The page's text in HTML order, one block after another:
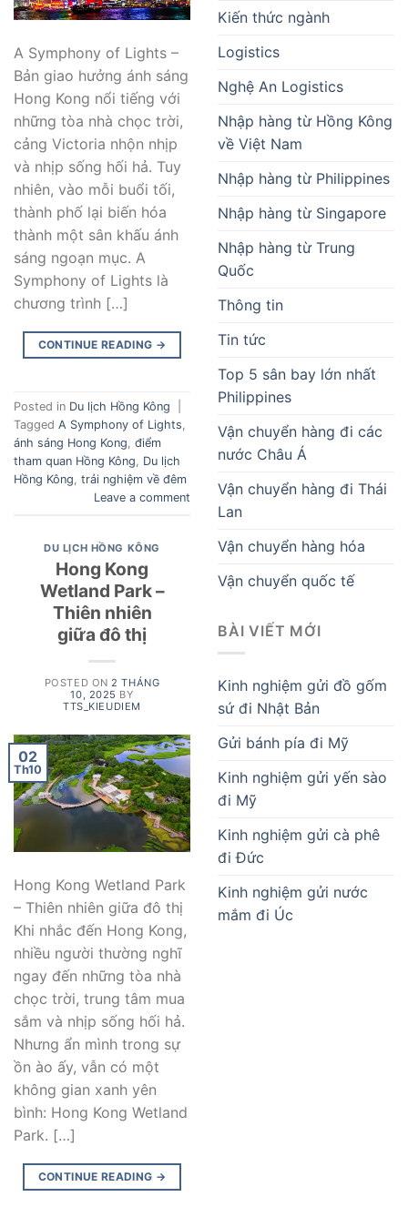
A Symphony of Lights –
Bản giao hưởng ánh sáng
Hong Kong nổi tiếng với
những tòa nhà chọc trời,
cảng Victoria nhộn nhịp
và nhịp sống hối hả. Tuy
nhiên, vào mỗi buổi tối,
thành phố lại biến hóa
thành một sân khấu ánh
sáng ngoạn mục. A
Symphony of Lights là
chương trình […]
CONTINUE READING →
Posted in Du lịch Hồng Kông
Tagged A Symphony of Lights,
ánh sáng Hong Kong, điểm
tham quan Hồng Kông, Du lịch
Hồng Kông, trải nghiệm về đêm
Leave a comment
DU LỊCH HỒNG KÔNG
Hong Kong
Wetland Park –
Thiên nhiên
giữa đô thị
POSTED ON2 THÁNG
10, 2025 BY
TTS_KIEUDIEM
02
Th10
Hong Kong Wetland Park
– Thiên nhiên giữa đô thị
Khi nhắc đến Hong Kong,
nhiều người thường nghĩ
ngay đến những tòa nhà
chọc trời, trung tâm mua
sắm và nhịp sống hối hả.
Nhưng ẩn mình trong sự
ồn ào ấy, vẫn có một
không gian xanh yên
bình: Hong Kong Wetland
Park. […]
CONTINUE READING →
Kiến thức ngành
Logistics
Nghệ An Logistics
Nhập hàng từ Hồng Kông
về Việt Nam
Nhập hàng từ Philippines
Nhập hàng từ Singapore
Nhập hàng từ Trung
Quốc
Thông tin
Tin tức
Top 5 sân bay lớn nhất
Philippines
Vận chuyển hàng đi các
nước Châu Á
Vận chuyển hàng đi Thái
Lan
Vận chuyển hàng hóa
Vận chuyển quốc tế
BÀI VIẾT MỚI
Kinh nghiệm gửi đồ gốm
sứ đi Nhật Bản
Gửi bánh pía đi Mỹ
Kinh nghiệm gửi yến sào
đi Mỹ
Kinh nghiệm gửi cà phê
đi Đức
Kinh nghiệm gửi nước
mắm đi Úc